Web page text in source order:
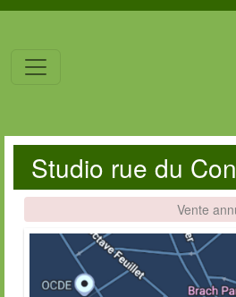
Studio rue du
Vente